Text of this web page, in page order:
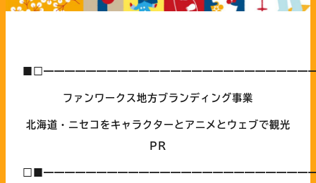
ファンワークス地方ブランディング事業
北海道・ニセコをキャラクターとアニメとウェブで観光
PR